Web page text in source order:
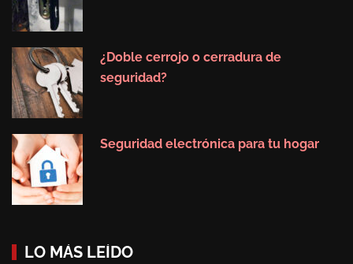
¿Doble cerrojo o cerradura de
seguridad?
Seguridad electrónica para tu hogar
LO MÁS LEÍDO